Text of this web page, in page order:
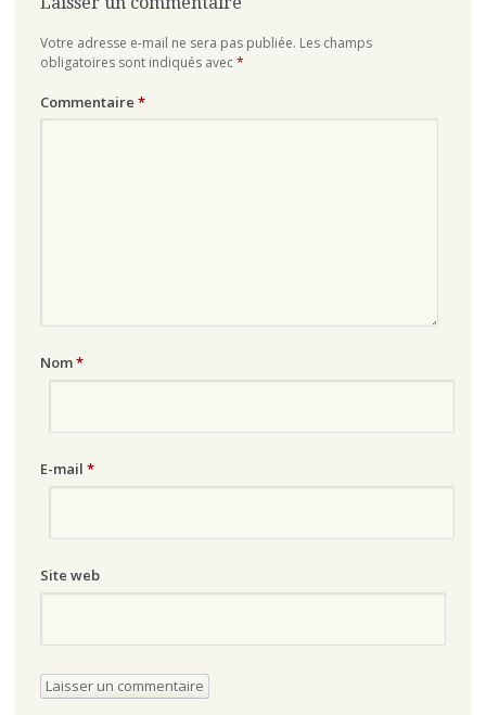
Votre adresse e-mail ne sera pas publiée. Les champs
obligatoires sont indiqués avec*
Commentaire *
Nom*
E-mail *
Site web